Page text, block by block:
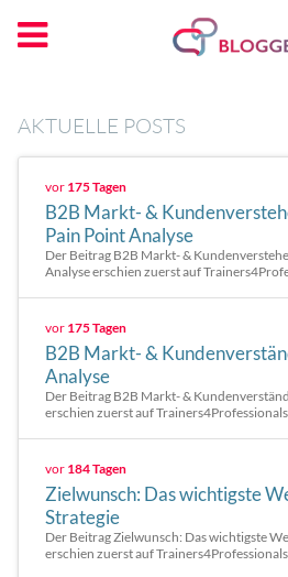
AKTUELLE POSTS
vor 175 Tagen
B2B Markt- &
Pain Point Analyse
Der Beitrag B2B Markt- &
Analyse erschien zuerst auf
vor 175 Tagen
B2B Markt- &
Analyse
Der Beitrag B2B Markt- &
erschien zuerst auf
vor 184 Tagen
Zielwunsch: Das wichtigste
Strategie
Der Beitrag Zielwunsch: Das wichtigste
erschien zuerst auf